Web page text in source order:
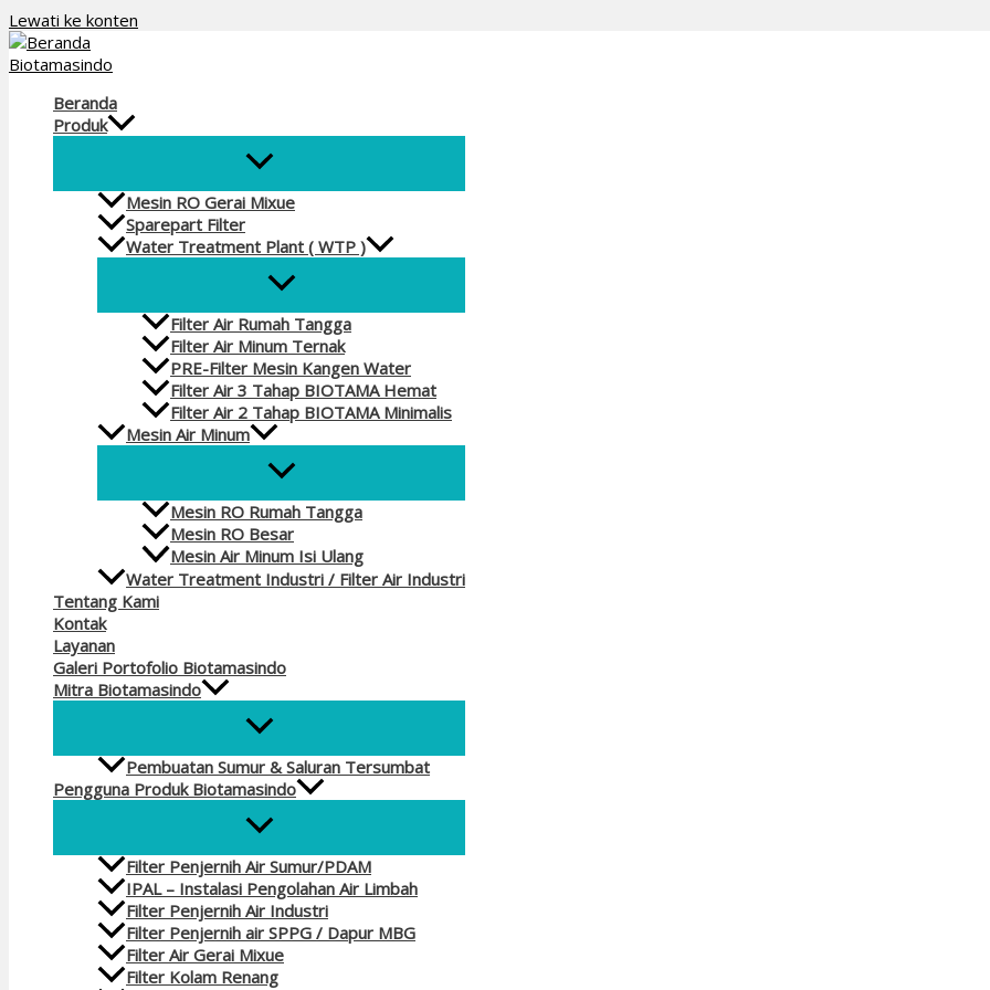
Lewati ke konten
Beranda
Produk
Mesin RO Gerai Mixue
Sparepart Filter
Water Treatment Plant ( WTP )
Filter Air Rumah Tangga
Filter Air Minum Ternak
PRE-Filter Mesin Kangen Water
Filter Air 3 Tahap BIOTAMA Hemat
Filter Air 2 Tahap BIOTAMA Minimalis
Mesin Air Minum
Mesin RO Rumah Tangga
Mesin RO Besar
Mesin Air Minum Isi Ulang
Water Treatment Industri / Filter Air Industri
Tentang Kami
Kontak
Layanan
Galeri Portofolio Biotamasindo
Mitra Biotamasindo
Pembuatan Sumur & Saluran Tersumbat
Pengguna Produk Biotamasindo
Filter Penjernih Air Sumur/PDAM
IPAL – Instalasi Pengolahan Air Limbah
Filter Penjernih Air Industri
Filter Penjernih air SPPG / Dapur MBG
Filter Air Gerai Mixue
Filter Kolam Renang